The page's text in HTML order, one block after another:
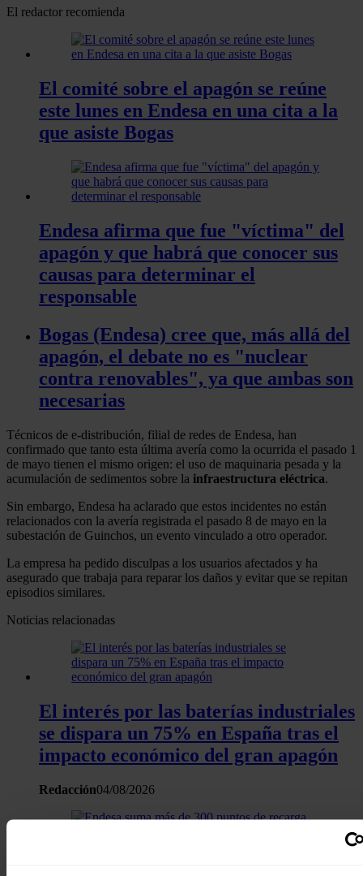
El redactor recomienda
El comité sobre el apagón se reúne
este lunes en Endesa en una cita a la
que asiste Bogas
Endesa afirma que fue "víctima" del
apagón y que habrá que conocer sus
causas para determinar el
responsable
Bogas (Endesa) cree que, más allá del
apagón, el debate no es "nuclear
contra renovables", ya que ambas son
necesarias
Técnicos de e-distribución, filial de redes de Endesa, han
confirmado que tanto esta última avería como la ocurrida el pasado 1
de mayo tienen el mismo origen: el uso de maquinaria pesada y la
acumulación de sedimentos sobre la infraestructura eléctrica.
Sin embargo, Endesa ha aclarado que estos incidentes no están
relacionados con la avería registrada el pasado 8 de mayo en la
subestación de Guinchos, un evento vinculado a otro operador.
La empresa ha pedido disculpas a los usuarios afectados y ha
asegurado que trabaja para reparar los daños y evitar que se repitan
episodios similares.
Noticias relacionadas
El interés por las baterías industriales
se dispara un 75% en España tras el
impacto económico del gran apagón
Redacción04/08/2026